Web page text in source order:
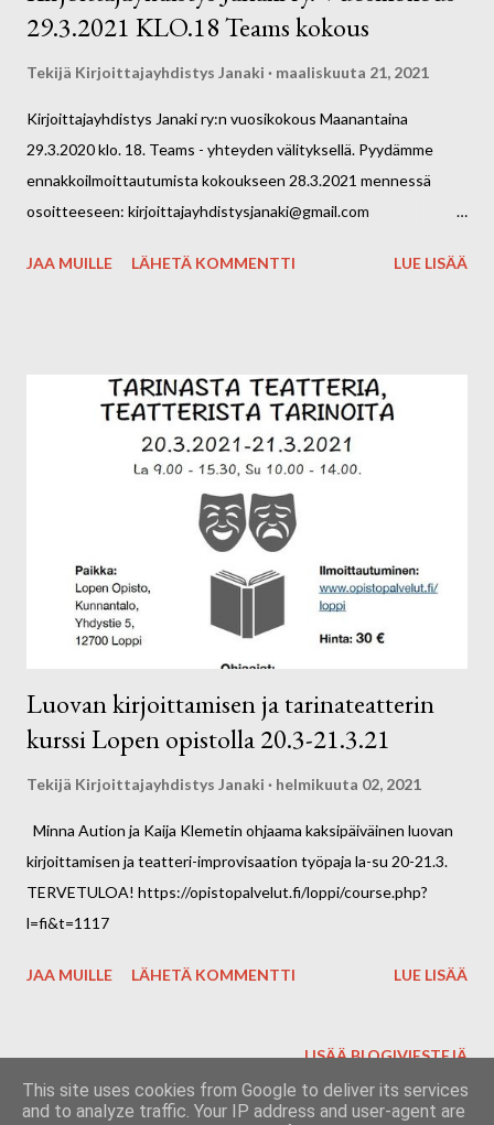
29.3.2021 KLO.18 Teams kokous
Tekijä Kirjoittajayhdistys Janaki maaliskuuta 21, 2021
Kirjoittajayhdistys Janaki ry:n vuosikokous Maanantaina
29.3.2020 klo. 18. Teams - yhteyden välityksellä. Pyydämme
ennakkoilmoittautumista kokoukseen 28.3.2021 mennessä
osoitteeseen: kirjoittajayhdistysjanaki@gmail.com
soittaa: 040-7644570/ Marjo Kokouksessa käsittelemme
avaus 2. Kokouksen laillisuus ja päätösvaltaisuus 3. Valitaan
kokoukselle puheenjohtaja, sihteeri ja kaksi (2)
pöytäkirjantarkastajaa sekä kaksi ääntenlaskijaa 4. Esityslistan
hyväksyminen 5. Vuoden 2020 toimintakertomuksen
hyväksyminen 6. Esitetään yhdistyksen vuoden 2020 tilinpäätös
ja toiminnantarkastajan lausunto ja myönnetään vastuuvapaus
johtokunnan jäsenille 7. Vuoden 2021 toimintasuunnitelman
hyväksyminen 8. Jäsenmaksun suuruuden päättäminen 9.
Vuoden 2021 talous...
JAA MUILLE LÄHETÄ KOMMENTTI LUE LISÄÄ
Luovan kirjoittamisen ja tarinateatterin
kurssi Lopen opistolla 20.3-21.3.21
Tekijä Kirjoittajayhdistys Janaki helmikuuta 02, 2021
Minna Aution ja Kaija Klemetin ohjaama kaksipäiväinen luovan
kirjoittamisen ja teatteri-improvisaation työpaja la-su 20-21.3.
TERVETULOA! https://opistopalvelut.fi/loppi/course.php?
l=fi&t=1117
JAA MUILLE LÄHETÄ KOMMENTTI LUE LISÄÄ
LISÄÄ BLOGIVIESTEJÄ
This site uses cookies from Google to deliver its services
and to analyze traffic. Your IP address and user-agent are